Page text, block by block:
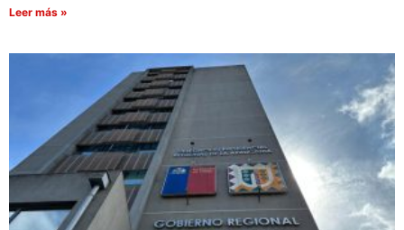
Leer más »